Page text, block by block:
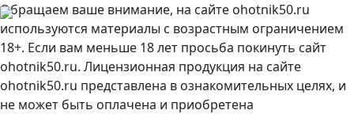
Обращаем ваше внимание, на сайте ohotnik50.ru
используются материалы с возрастным ограничением
18+. Если вам меньше 18 лет просьба покинуть сайт
ohotnik50.ru. Лицензионная продукция на сайте
ohotnik50.ru представлена в ознакомительных целях, и
не может быть оплачена и приобретена